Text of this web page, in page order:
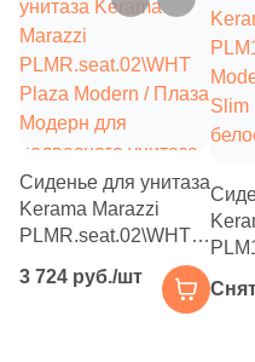
Сиденье для унитаза
Kerama Marazzi
PLMR.seat.02\WHT
Plaza Modern / Плаза
Модерн для
подвесного унитаза
3 724 руб./шт
Slim